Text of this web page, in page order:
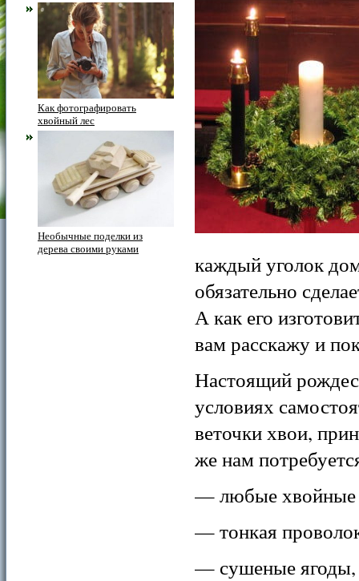
Как фотографировать
хвойный лес
Необычные поделки из
дерева своими руками
каждый уголок
обязательно
А как его
вам расскажу и
Настоящий
условиях
веточки хвои,
же нам
— любые хвойные
— тонкая
— сушеные ягоды,